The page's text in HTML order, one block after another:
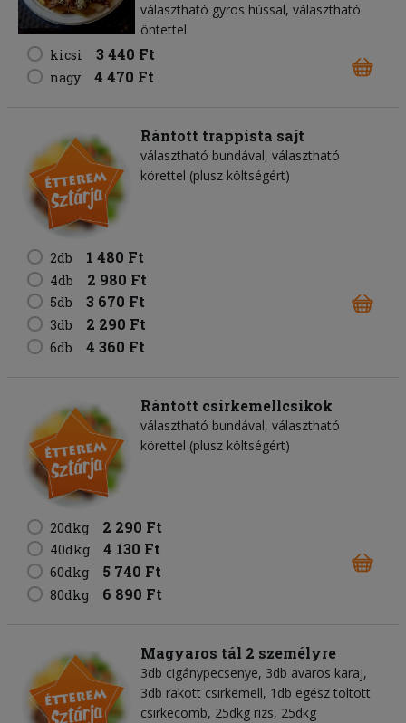
választható gyros hússal, választható
öntettel
kicsi
3 440 Ft
nagy 4 470 Ft
Rántott trappista sajt
választható bundával, választható
körettel (plusz költségért)
2db 1 480 Ft
4db 2 980 Ft
5db 3 670 Ft
3db 2 290 Ft
6db 4 360 Ft
Rántott csirkemellcsíkok
választható bundával, választható
körettel (plusz költségért)
20dkg 2 290 Ft
40dkg 4 130 Ft
60dkg 5 740 Ft
80dkg 6 890 Ft
Magyaros tál 2 személyre
3db cigánypecsenye, 3db avaros karaj,
3db rakott csirkemell, 1db egész töltött
csirkecomb, 25dkg rizs, 25dkg